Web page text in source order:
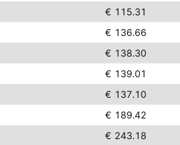
€ 115.31
€ 136.66
€ 138.30
€ 139.01
€ 137.10
€ 189.42
€ 243.18